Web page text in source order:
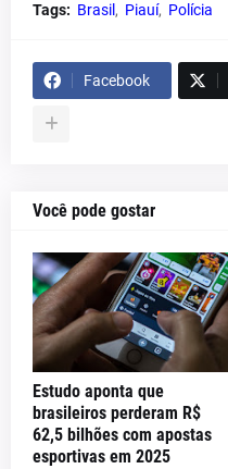
Tags: Brasil Piauí Polícia
Facebook
Você pode gostar
Estudo aponta que
brasileiros perderam R$
62,5 bilhões com apostas
esportivas em 2025